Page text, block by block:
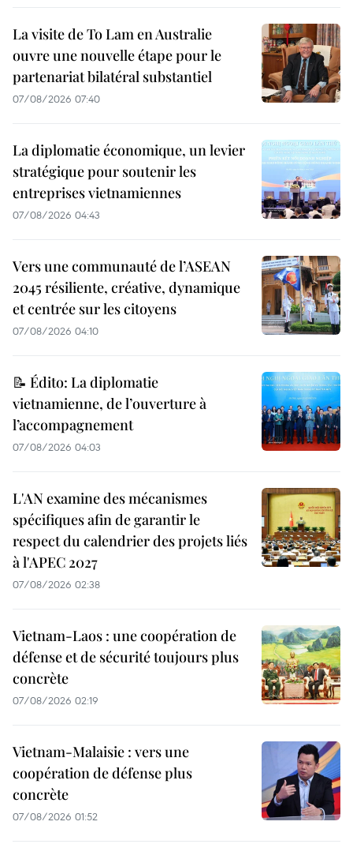
La visite de To Lam en Australie
ouvre une nouvelle étape pour le
partenariat bilatéral substantiel
07/08/2026 07:40
La diplomatie économique, un levier
stratégique pour soutenir les
entreprises vietnamiennes
07/08/2026 04:43
Vers une communauté de l’ASEAN
2045 résiliente, créative, dynamique
et centrée sur les citoyens
07/08/2026 04:10
📝 Édito: La diplomatie
vietnamienne, de l’ouverture à
l’accompagnement
07/08/2026 04:03
L'AN examine des mécanismes
spécifiques afin de garantir le
respect du calendrier des projets liés
à l'APEC 2027
07/08/2026 02:38
Vietnam-Laos : une coopération de
défense et de sécurité toujours plus
concrète
07/08/2026 02:19
Vietnam-Malaisie : vers une
coopération de défense plus
concrète
07/08/2026 01:52